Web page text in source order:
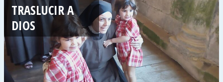
TRASLUCIR A
DIOS